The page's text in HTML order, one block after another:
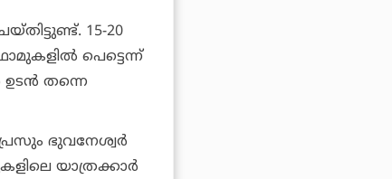
15-20
പെട്ടെന്ന്
ഉടന്‍ തന്നെ
ഭുവനേശ്വര്‍
യാത്രക്കാര്‍